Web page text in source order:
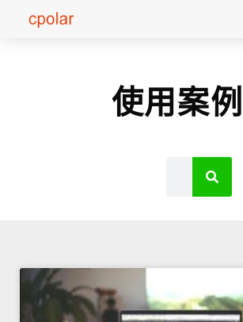
使用案例